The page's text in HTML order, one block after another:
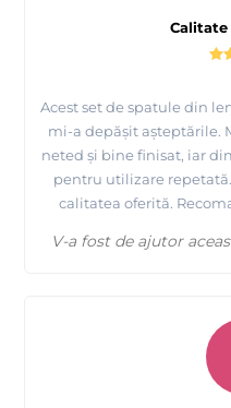
Acest set de spatule din
mi-a depășit așteptările.
neted și bine finisat, iar
pentru utilizare
calitatea oferită.
V-a fost de ajutor